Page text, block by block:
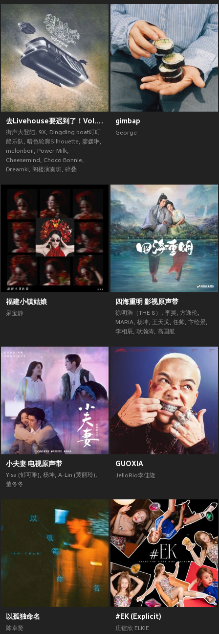
去Livehouse要迟到了！Vol.2 (街声大登陆合辑Vol.5)
街声大登陆, 9X, Dingding boat叮叮
船乐队, 暗色轮廓Silhouette, 廖媛琳,
melonboii, Power Milk,
Cheesemind, Choco Bonnie,
Dreamki, 阁楼演奏班, 碎叠
gimbap
George
福建小镇姑娘
呆宝静
四海重明 影视原声带
徐明浩（THE 8） , 李昊, 方逸伦,
MARiA, 杨坤, 王天戈, 任帅, 卞绘景,
李相辰, 耿瀚涛, 高国航
小夫妻 电视原声带
Yisa (郁可唯), 杨坤, A-Lin (黄丽玲),
董冬冬
GUOXIA
JelloRio李佳隆
以孤独命名
陈卓贤
#EK (Explicit)
庄锭欣 ELKIE